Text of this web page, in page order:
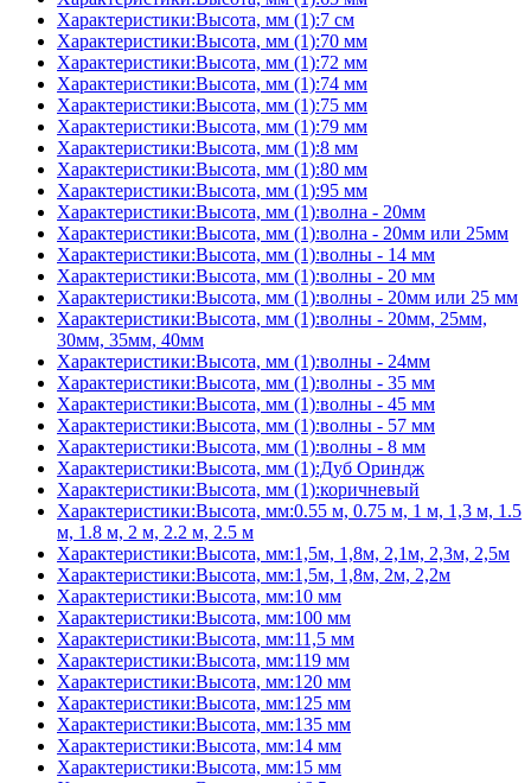
Характеристики:Высота, мм (1):7 см
Характеристики:Высота, мм (1):70 мм
Характеристики:Высота, мм (1):72 мм
Характеристики:Высота, мм (1):74 мм
Характеристики:Высота, мм (1):75 мм
Характеристики:Высота, мм (1):79 мм
Характеристики:Высота, мм (1):8 мм
Характеристики:Высота, мм (1):80 мм
Характеристики:Высота, мм (1):95 мм
Характеристики:Высота, мм (1):волна - 20мм
Характеристики:Высота, мм (1):волна - 20мм или 25мм
Характеристики:Высота, мм (1):волны - 14 мм
Характеристики:Высота, мм (1):волны - 20 мм
Характеристики:Высота, мм (1):волны - 20мм или 25 мм
Характеристики:Высота, мм (1):волны - 20мм, 25мм,
30мм, 35мм, 40мм
Характеристики:Высота, мм (1):волны - 24мм
Характеристики:Высота, мм (1):волны - 35 мм
Характеристики:Высота, мм (1):волны - 45 мм
Характеристики:Высота, мм (1):волны - 57 мм
Характеристики:Высота, мм (1):волны - 8 мм
Характеристики:Высота, мм (1):Дуб Ориндж
Характеристики:Высота, мм (1):коричневый
Характеристики:Высота, мм:0.55 м, 0.75 м, 1 м, 1,3 м, 1.5
м, 1.8 м, 2 м, 2.2 м, 2.5 м
Характеристики:Высота, мм:1,5м, 1,8м, 2,1м, 2,3м, 2,5м
Характеристики:Высота, мм:1,5м, 1,8м, 2м, 2,2м
Характеристики:Высота, мм:10 мм
Характеристики:Высота, мм:100 мм
Характеристики:Высота, мм:11,5 мм
Характеристики:Высота, мм:119 мм
Характеристики:Высота, мм:120 мм
Характеристики:Высота, мм:125 мм
Характеристики:Высота, мм:135 мм
Характеристики:Высота, мм:14 мм
Характеристики:Высота, мм:15 мм